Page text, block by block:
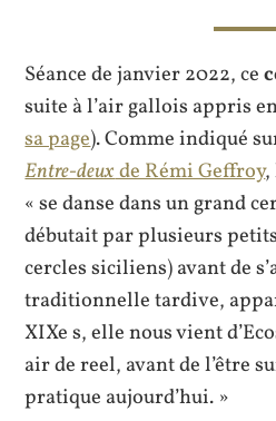
pieds.
Séance de janvier 2022, ce
suite à l’air gallois appris
sa page). Comme indiqué
Entre-deuxde Rémi Geffroy,
« se danse dans un grand
débutait par plusieurs
cercles siciliens) avant de
traditionnelle tardive,
XIXe s, elle nous vient
air de reel, avant de l’être
pratique aujourd’hui. »